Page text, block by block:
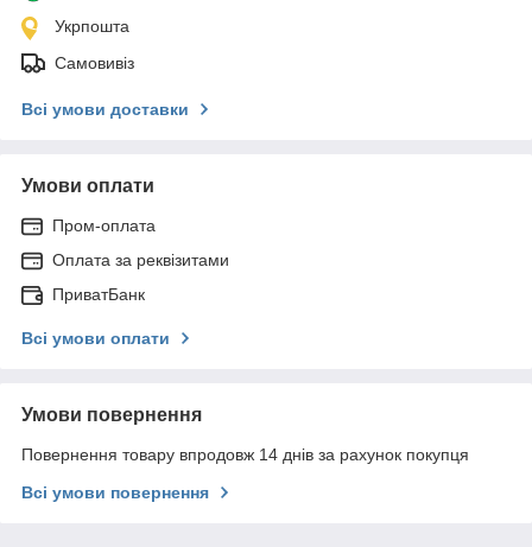
Укрпошта
Самовивіз
Всі умови доставки
Умови оплати
Пром-оплата
Оплата за реквізитами
ПриватБанк
Всі умови оплати
Умови повернення
Повернення товару впродовж 14 днів за рахунок покупця
Всі умови повернення